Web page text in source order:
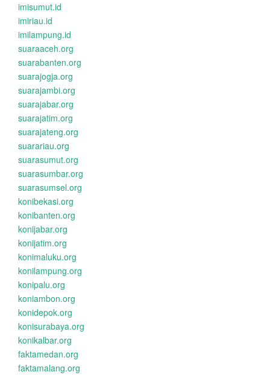
imisumut.id
imiriau.id
imilampung.id
suaraaceh.org
suarabanten.org
suarajogja.org
suarajambi.org
suarajabar.org
suarajatim.org
suarajateng.org
suarariau.org
suarasumut.org
suarasumbar.org
suarasumsel.org
konibekasi.org
konibanten.org
konijabar.org
konijatim.org
konimaluku.org
konilampung.org
konipalu.org
koniambon.org
konidepok.org
konisurabaya.org
konikalbar.org
faktamedan.org
faktamalang.org